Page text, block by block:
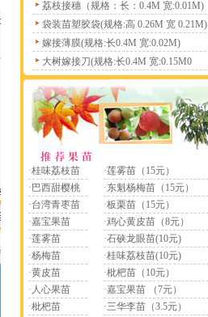
荔枝接穗（规格：长：0.4M 宽:0.01M)
袋装苗塑胶袋(规格:高 0.26M 宽 0.21M)
嫁接薄膜(规格:长0.4M 宽:0.02M)
大树嫁接刀(规格:长0.4M 宽:0.15M0
·桂味荔枝苗
· 巴西甜樱桃
·台湾青枣苗
·嘉宝果苗
·莲雾苗
·杨梅苗
·黄皮苗
· 人心果苗
·枇杷苗
·莲雾苗（15元）
·东魁杨梅苗（15元）
·板栗苗（15元）
·鸡心黄皮苗（8元）
·石硖龙眼苗(10元)
·桂味荔枝苗(10元)
·枇杷苗（10元）
·嘉宝果苗 （7元）
·三华李苗（3.5元）